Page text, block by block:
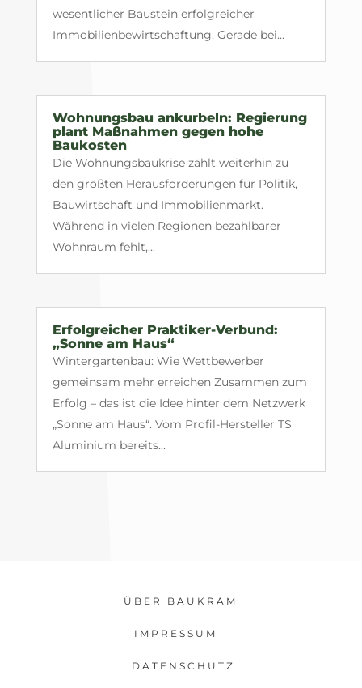
wesentlicher Baustein erfolgreicher
Immobilienbewirtschaftung. Gerade bei...
Wohnungsbau ankurbeln: Regierung
plant Maßnahmen gegen hohe
Baukosten
Die Wohnungsbaukrise zählt weiterhin zu
den größten Herausforderungen für Politik,
Bauwirtschaft und Immobilienmarkt.
Während in vielen Regionen bezahlbarer
Wohnraum fehlt,...
Erfolgreicher Praktiker-Verbund:
„Sonne am Haus“
Wintergartenbau: Wie Wettbewerber
gemeinsam mehr erreichen Zusammen zum
Erfolg – das ist die Idee hinter dem Netzwerk
„Sonne am Haus“. Vom Profil-Hersteller TS
Aluminium bereits...
ÜBER BAUKRAM
IMPRESSUM
DATENSCHUTZ